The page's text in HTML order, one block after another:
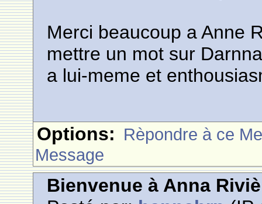
Merci beaucoup a Anne
mettre un mot sur
a lui-meme et
Options: Rèpondre à ce
Message
Bienvenue à Anna